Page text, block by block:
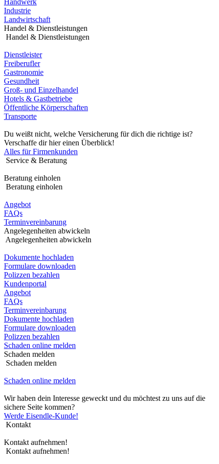
Handwerk
Industrie
Landwirtschaft
Handel & Dienstleistungen
Handel & Dienstleistungen
Dienstleister
Freiberufler
Gastronomie
Gesundheit
Groß- und Einzelhandel
Hotels & Gastbetriebe
Öffentliche Körperschaften
Transporte
Du weißt nicht, welche Versicherung für dich die richtige ist?
Verschaffe dir hier einen Überblick!
Alles für Firmenkunden
Service & Beratung
Beratung einholen
Beratung einholen
Angebot
FAQs
Terminvereinbarung
Angelegenheiten abwickeln
Angelegenheiten abwickeln
Dokumente hochladen
Formulare downloaden
Polizzen bezahlen
Kundenportal
Angebot
FAQs
Terminvereinbarung
Dokumente hochladen
Formulare downloaden
Polizzen bezahlen
Schaden online melden
Schaden melden
Schaden melden
Schaden online melden
Wir haben dein Interesse geweckt und du möchtest zu uns auf die
sichere Seite kommen?
Werde Eisendle-Kunde!
Kontakt
Kontakt aufnehmen!
Kontakt aufnehmen!